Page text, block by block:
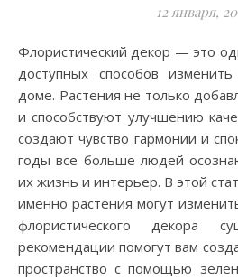
12 января,
Флористический декор — это один из самых простых и
доступных способов
доме. Растения не только
и способствуют улучшению
создают чувство гармонии и
годы все больше людей
их жизнь и интерьер. В этой
именно растения могут
флористического декора
рекомендации помогут вам
пространство с помощью